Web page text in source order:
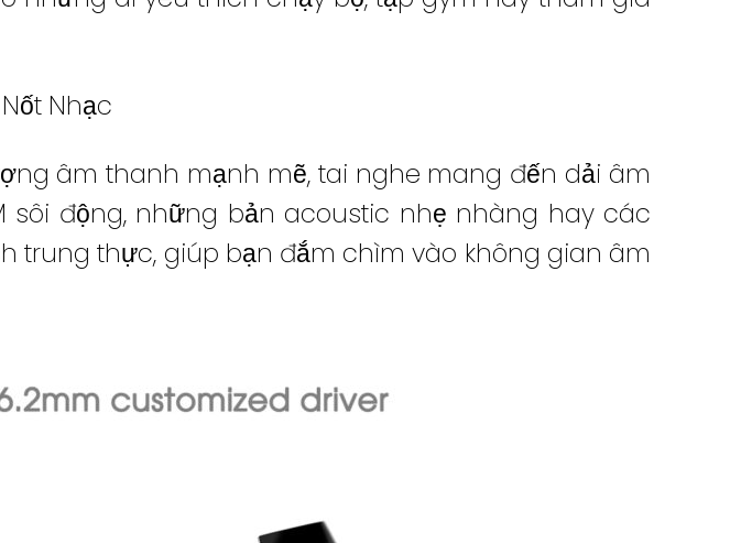
Nhạc
âm thanh mạnh mẽ, tai nghe mang đến dải âm
sôi động, những bản acoustic nhẹ nhàng hay các
trung thực, giúp bạn đắm chìm vào không gian âm